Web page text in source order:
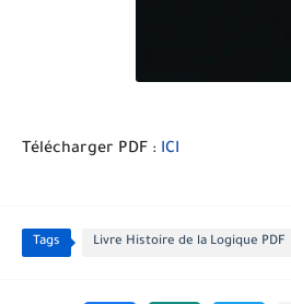
Télécharger PDF : ICI
Tags Livre Histoire de la Logique PDF